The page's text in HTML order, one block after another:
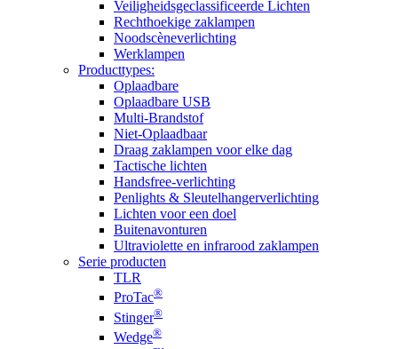
Veiligheidsgeclassificeerde Lichten
Rechthoekige zaklampen
Noodscèneverlichting
Werklampen
Producttypes:
Oplaadbare
Oplaadbare USB
Multi-Brandstof
Niet-Oplaadbaar
Draag zaklampen voor elke dag
Tactische lichten
Handsfree-verlichting
Penlights & Sleutelhangerverlichting
Lichten voor een doel
Buitenavonturen
Ultraviolette en infrarood zaklampen
Serie producten
TLR
ProTac®
Stinger®
Wedge®